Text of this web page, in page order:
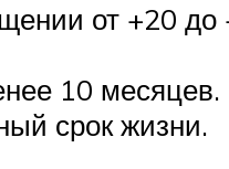
от +20 до
10 месяцев.
срок жизни.